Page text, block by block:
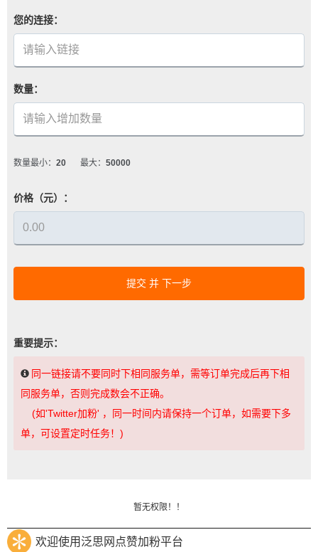
您的连接：
数量：
数量最小： 20 最大： 50000
价格（元）：
提交 并 下一步
重要提示：
同一链接请不要同时下相同服务单，需等订单完成后再下相
同服务单，否则完成数会不正确。
(如'Twitter加粉' ，同一时间内请保持一个订单，如需要下多
单，可设置定时任务！)
暂无权限！！
欢迎使用泛思网点赞加粉平台